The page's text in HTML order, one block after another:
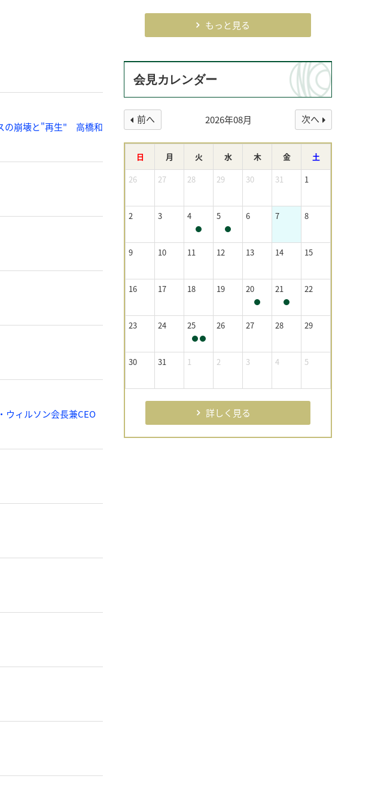
の崩壊と"再生" 高橋和
ウィルソン会長兼CEO
もっと見る
会見カレンダー
前へ 2026年08月 次へ
日 月 火 水 木 金
土
26
27 28 29 30 31 1
2 3 4 5 6 7 8
9 10 11 12 13 14 15
16 17 18 19 20 21 22
23 24 25 26 27 28 29
30 31 1 2 3 4 5
詳しく見る